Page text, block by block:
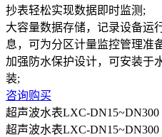
抄表轻松实现数据即时监测;
大容量数据存储，记录设备运
息，可为分区计量监控管理准
加强防水保护设计，可安装于
装;
咨询购买
超声波水表LXC-DN15~DN300
超声波水表LXC-DN15~DN300